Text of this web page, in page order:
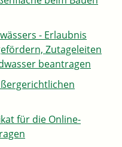
- Erlaubnis
Zutageleiten
beantragen
für die Online-